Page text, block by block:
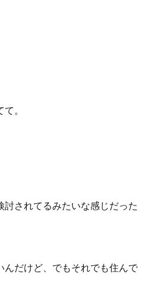
。
されてるみたいな感じだった
んだけど、でもそれでも住んで